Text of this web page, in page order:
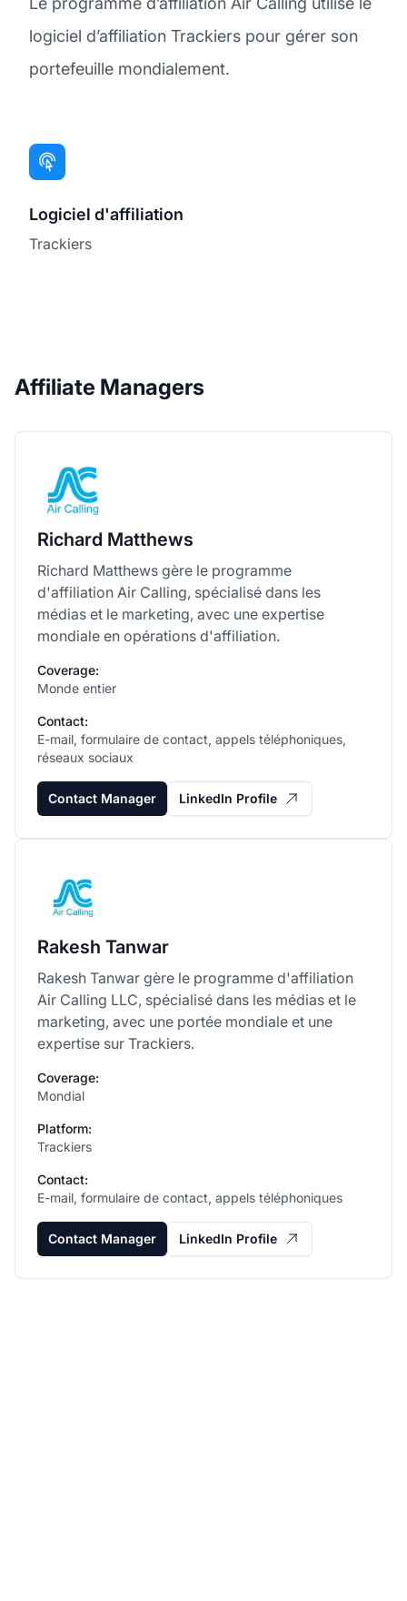
logiciel d’affiliation Trackiers pour gérer son
portefeuille mondialement.
Logiciel d'affiliation
Trackiers
Affiliate Managers
Richard Matthews
Richard Matthews gère le programme
d'affiliation Air Calling, spécialisé dans les
médias et le marketing, avec une expertise
mondiale en opérations d'affiliation.
Coverage:
Monde entier
Contact:
E-mail, formulaire de contact, appels téléphoniques,
réseaux sociaux
Contact Manager LinkedIn Profile
Rakesh Tanwar
Rakesh Tanwar gère le programme d'affiliation
Air Calling LLC, spécialisé dans les médias et le
marketing, avec une portée mondiale et une
expertise sur Trackiers.
Coverage:
Mondial
Platform:
Trackiers
Contact:
E-mail, formulaire de contact, appels téléphoniques
Contact Manager LinkedIn Profile